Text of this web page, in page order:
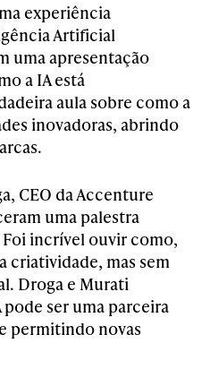
experiência
Artificial
uma apresentação
a IA está
aula sobre como a
inovadoras, abrindo
CEO da Accenture
uma palestra
incrível ouvir como,
criatividade, mas sem
Droga e Murati
ser uma parceira
permitindo novas